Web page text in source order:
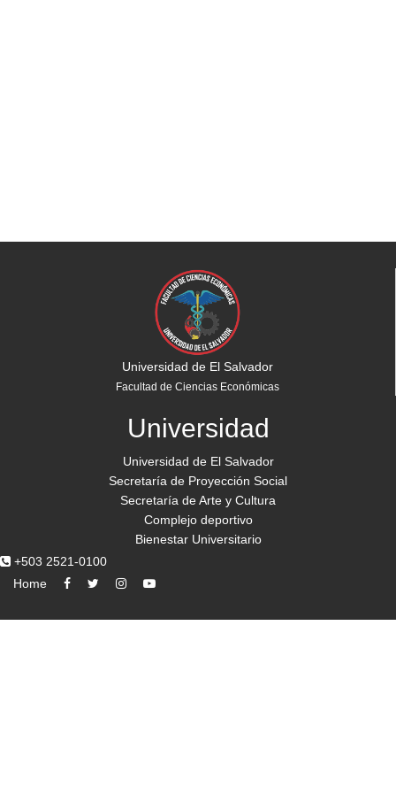
Universidad de El Salvador
Facultad de Ciencias Económicas
Universidad
Universidad de El Salvador
Secretaría de Proyección Social
Secretaría de Arte y Cultura
Complejo deportivo
Bienestar Universitario
+503 2521-0100
Home